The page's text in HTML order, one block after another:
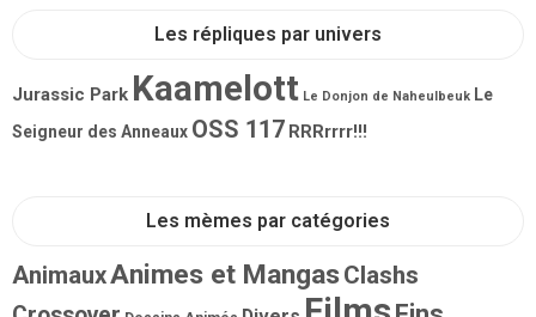
Les répliques par univers
Jurassic Park Kaamelott Le Donjon de Naheulbeuk Le
Seigneur des Anneaux OSS 117 RRRrrrr!!!
Les mèmes par catégories
AnimauxAnimes et MangasClashs